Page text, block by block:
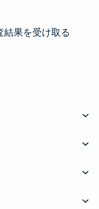
果を受け取る